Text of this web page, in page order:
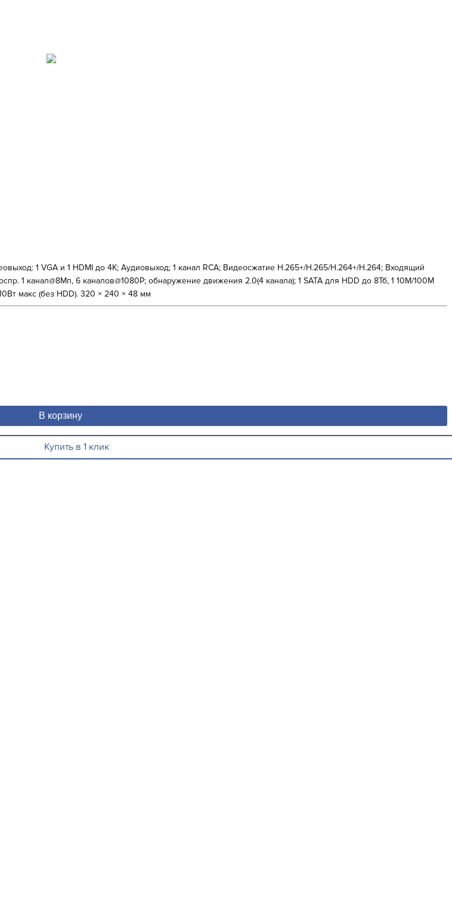
1 VGA и 1 HDMI до 4К; Аудиовыход; 1 канал RCA; Видеосжатие H.265+/H.265/H.264+/H.264; Входящий
1 канал@8Мп, 6 каналов@1080P; обнаружение движения 2.0(4 канала); 1 SATA для HDD до 8Тб, 1 10M/100M
макс (без HDD). 320 × 240 × 48 мм
В корзину
Купить в 1 клик